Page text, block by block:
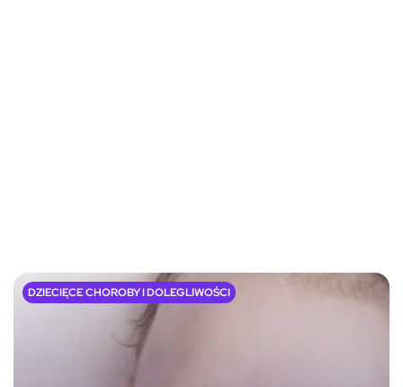
DZIECIĘCE CHOROBY I DOLEGLIWOŚCI